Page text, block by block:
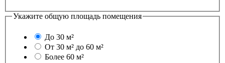
Укажите общую площадь помещения
До 30 м²
От 30 м² до 60 м²
Более 60 м²